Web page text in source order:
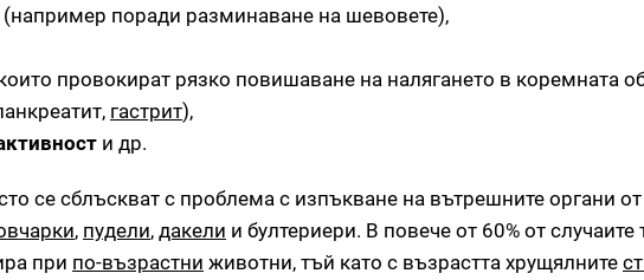
(например поради разминаване на шевовете),
провокират рязко повишаване на налягането в коремната
гастрит),
и др.
се сблъскват с проблема с изпъкване на вътрешните органи
, пудели, дакели и бултериери. В повече от 60% от случаите
при по-възрастни животни, тъй като с възрастта хрущялните